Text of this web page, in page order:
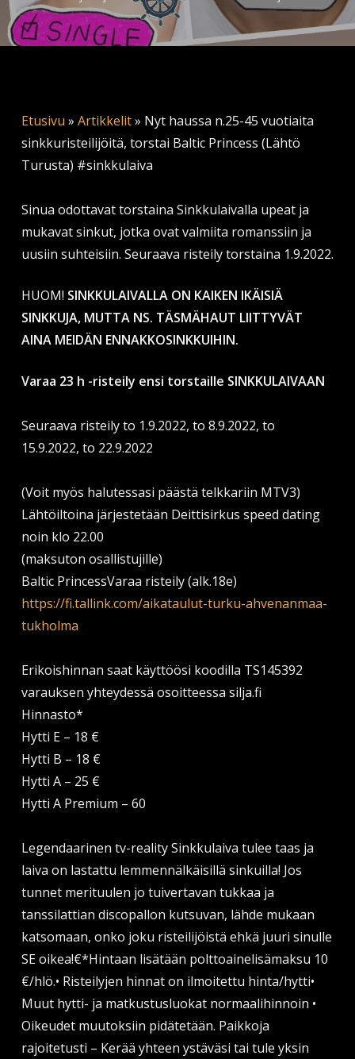
Etusivu » Artikkelit» Nyt haussa n.25-45 vuotiaita
sinkkuristeilijöitä, torstai Baltic Princess (Lähtö
Turusta) #sinkkulaiva
Sinua odottavat torstaina Sinkkulaivalla upeat ja
mukavat sinkut, jotka ovat valmiita romanssiin ja
uusiin suhteisiin. Seuraava risteily torstaina 1.9.2022.
HUOM! SINKKULAIVALLA ON KAIKEN IKÄISIÄ
SINKKUJA, MUTTA NS. TÄSMÄHAUT LIITTYVÄT
AINA MEIDÄN ENNAKKOSINKKUIHIN.
Varaa 23 h -risteily ensi torstaille SINKKULAIVAAN
Seuraava risteily to 1.9.2022, to 8.9.2022, to
15.9.2022, to 22.9.2022
(Voit myös halutessasi päästä telkkariin MTV3)
Lähtöiltoina järjestetään Deittisirkus speed dating
noin klo 22.00
(maksuton osallistujille)
Baltic PrincessVaraa risteily (alk.18e)
https://fi.tallink.com/aikataulut-turku-ahvenanmaa-
tukholma
Erikoishinnan saat käyttöösi koodilla TS145392
varauksen yhteydessä osoitteessa silja.fi
Hinnasto*
Hytti E – 18 €
Hytti B – 18 €
Hytti A – 25 €
Hytti A Premium – 60
Legendaarinen tv-reality Sinkkulaiva tulee taas ja
laiva on lastattu lemmennälkäisillä sinkuilla! Jos
tunnet merituulen jo tuivertavan tukkaa ja
tanssilattian discopallon kutsuvan, lähde mukaan
katsomaan, onko joku risteilijöistä ehkä juuri sinulle
SE oikea!€*Hintaan lisätään polttoainelisämaksu 10
€/hlö.• Risteilyjen hinnat on ilmoitettu hinta/hytti•
Muut hytti- ja matkustusluokat normaalihinnoin •
Oikeudet muutoksiin pidätetään. Paikkoja
rajoitetusti – Kerää yhteen ystäväsi tai tule yksin